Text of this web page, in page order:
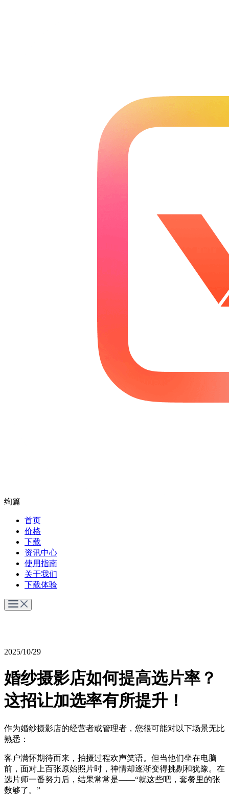
绚篇
首页
价格
下载
资讯中心
使用指南
关于我们
下载体验
2025/10/29
婚纱摄影店如何提高选片率？
这招让加选率有所提升！
作为婚纱摄影店的经营者或管理者，您很可能对以下场景无比
熟悉：
客户满怀期待而来，拍摄过程欢声笑语。但当他们坐在电脑
前，面对上百张原始照片时，神情却逐渐变得挑剔和犹豫。在
选片师一番努力后，结果常常是——“就这些吧，套餐里的张
数够了。”